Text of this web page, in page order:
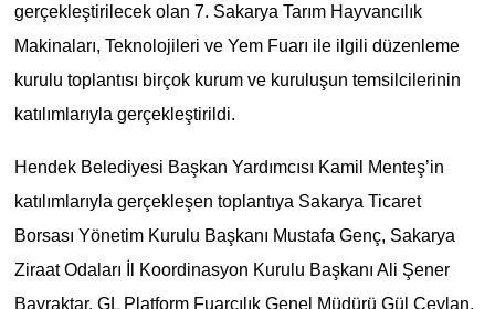
gerçekleştirilecek olan 7. Sakarya Tarım Hayvancılık
Makinaları, Teknolojileri ve Yem Fuarı ile ilgili düzenleme
kurulu toplantısı birçok kurum ve kuruluşun temsilcilerinin
katılımlarıyla gerçekleştirildi.
Hendek Belediyesi Başkan Yardımcısı Kamil Menteş’in
katılımlarıyla gerçekleşen toplantıya Sakarya Ticaret
Borsası Yönetim Kurulu Başkanı Mustafa Genç, Sakarya
Ziraat Odaları İl Koordinasyon Kurulu Başkanı Ali Şener
Bayraktar, GL Platform Fuarcılık Genel Müdürü Gül Ceylan,